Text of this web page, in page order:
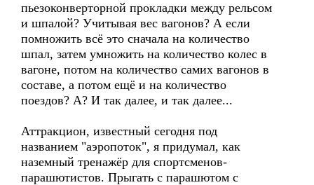
пьезоконверторной прокладки между рельсом
и шпалой? Учитывая вес вагонов? А если
помножить всё это сначала на количество
шпал, затем умножить на количество колес в
вагоне, потом на количество самих вагонов в
составе, а потом ещё и на количество
поездов? А? И так далее, и так далее...
Аттракцион, известный сегодня под
названием "аэропоток", я придумал, как
наземный тренажёр для спортсменов-
парашютистов. Прыгать с парашютом с